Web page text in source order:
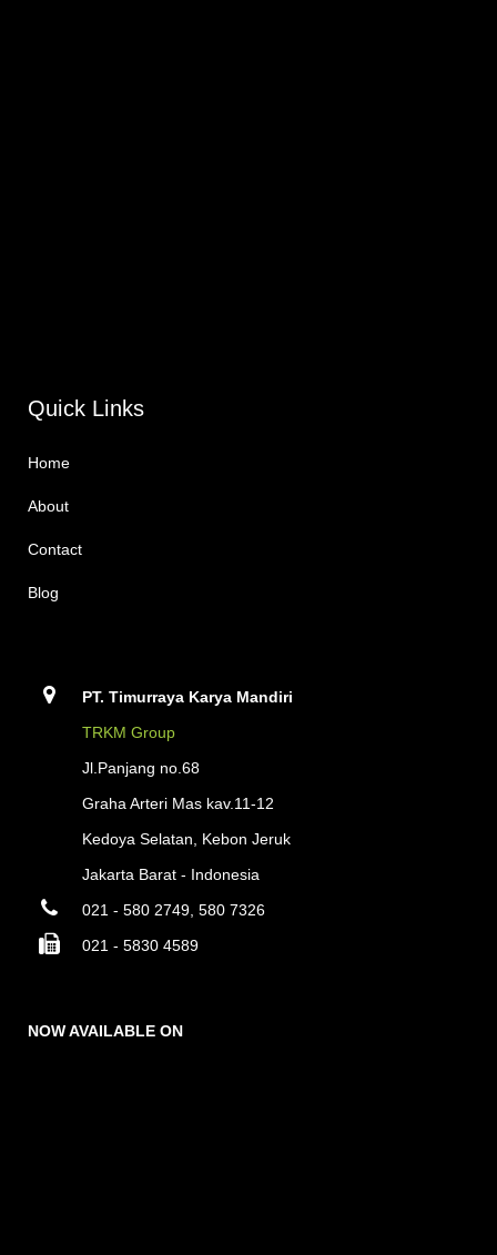
Quick Links
Home
About
Contact
Blog
PT. Timurraya Karya Mandiri
TRKM Group
Jl.Panjang no.68
Graha Arteri Mas kav.11-12
Kedoya Selatan, Kebon Jeruk
Jakarta Barat - Indonesia
021 - 580 2749, 580 7326
021 - 5830 4589
NOW AVAILABLE ON